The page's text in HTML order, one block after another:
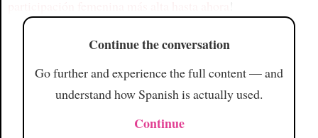
Continue the conversation
Go further and experience the full content — and
understand how Spanish is actually used.
Continue